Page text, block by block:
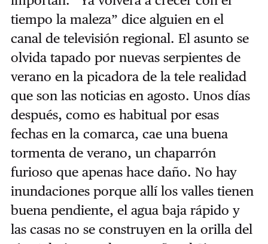
tiempo la maleza” dice alguien en el
canal de televisión regional. El asunto se
olvida tapado por nuevas serpientes de
verano en la picadora de la tele realidad
que son las noticias en agosto. Unos días
después, como es habitual por esas
fechas en la comarca, cae una buena
tormenta de verano, un chaparrón
furioso que apenas hace daño. No hay
inundaciones porque allí los valles tienen
buena pendiente, el agua baja rápido y
las casas no se construyen en la orilla del